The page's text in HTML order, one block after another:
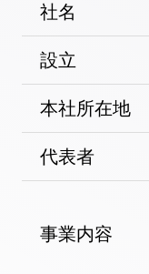
社名
設立
本社所在地
代表者
事業内容